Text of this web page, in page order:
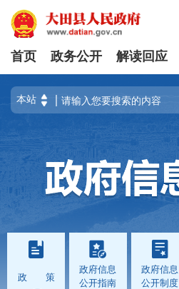
首页 政务公开 解读回应
政 策
政府信息
公开指南
政府信息
公开制度